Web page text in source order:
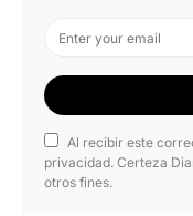
Al recibir este
privacidad. Certeza
otros fines.